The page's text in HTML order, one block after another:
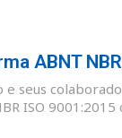
ABNT
seus
ISO